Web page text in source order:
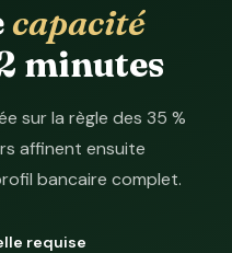
capacité
minutes
sur la règle des 35 %
affinent ensuite
bancaire complet.
requise